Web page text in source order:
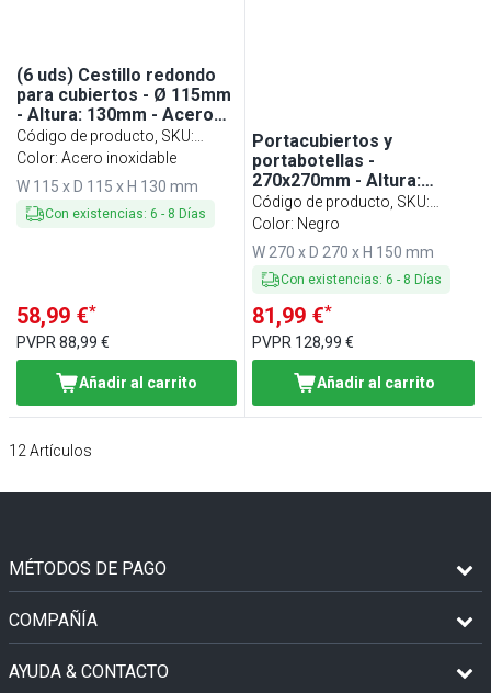
(6 uds) Cestillo redondo
para cubiertos - Ø 115mm
- Altura: 130mm - Acero
inoxidable
Código de producto, SKU:
11999#6
Color: Acero inoxidable
W 115 x D 115 x H 130 mm
Con existencias: 6 - 8 Días
58,99 €*
PVPR 88,99 €
Añadir al carrito
Portacubiertos y
portabotellas -
270x270mm - Altura:
150mm - Madera y acero
inoxidable - para 4
cestillos - incl. 4 cestillos
de acero inoxidable -
Modelo de sobremesa -
Código de producto, SKU:
93321
Color: Negro
W 270 x D 270 x H 150 mm
Con existencias: 6 - 8 Días
81,99 €*
PVPR 128,99 €
Añadir al carrito
12 Artículos
MÉTODOS DE PAGO
COMPAÑÍA
AYUDA & CONTACTO